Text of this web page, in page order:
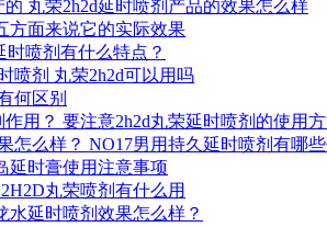
丸荣2h2d延时喷剂产品的效果怎么样
方面来说它的实际效果
时喷剂有什么特点？
喷剂 丸荣2h2d可以用吗
何区别
用？ 要注意2h2d丸荣延时喷剂的使用
怎么样？ NO17男用持久延时喷剂有哪
延时膏使用注意事项
丸荣喷剂有什么用
水延时喷剂效果怎么样？